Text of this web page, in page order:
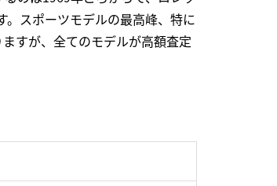
スポーツモデルの最高峰、特に
すが、全てのモデルが高額査定